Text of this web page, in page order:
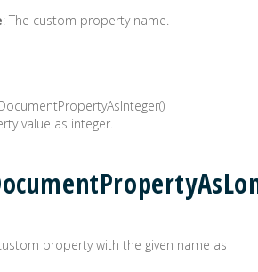
: The custom property name.
value as integer.
property with the given name as